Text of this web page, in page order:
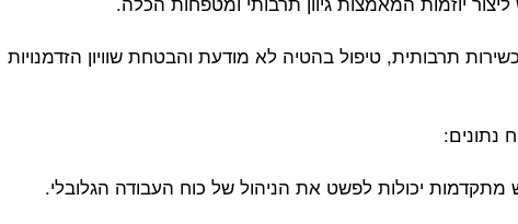
תרבותית, טיפול בהטיה לא מודעת והבטחת שוויון הזדמנויות
מתקדמות יכולות לפשט את הניהול של כוח העבודה הגלובלי.